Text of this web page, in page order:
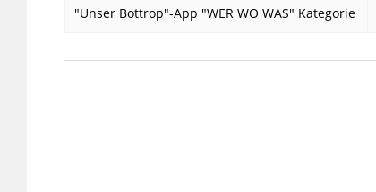
"Unser Bottrop"-App "WER WO WAS" Kategorie